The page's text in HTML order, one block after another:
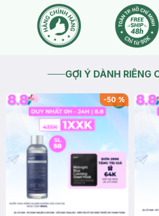
GỢI Ý DÀNH RIÊNG
-50%